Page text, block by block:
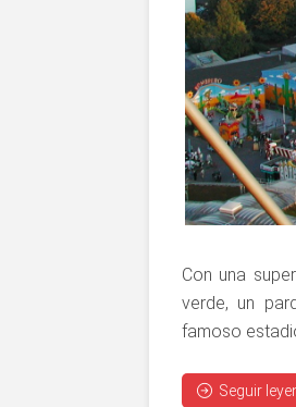
Con una
verde, un
famoso
Seguir